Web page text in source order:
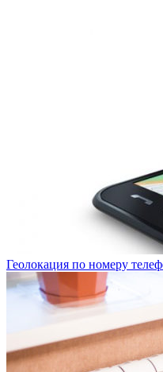
Геолокация по номеру